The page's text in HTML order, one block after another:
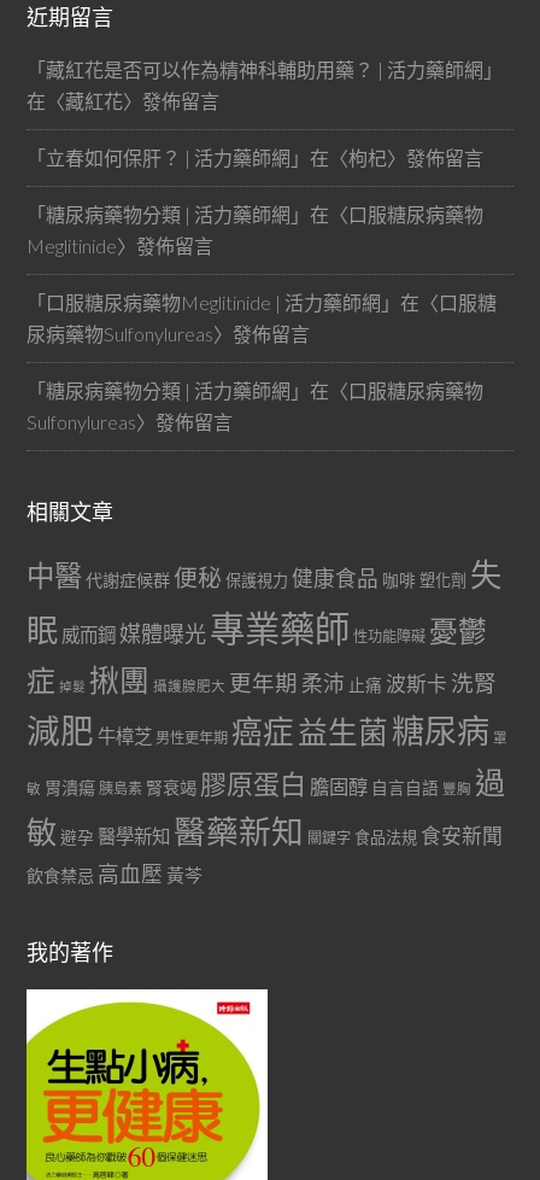
近期留言
「藏紅花是否可以作為精神科輔助用藥？ | 活力藥師網 」
在〈藏紅花〉發佈留言
「立春如何保肝？ | 活力藥師網 」在〈枸杞〉發佈留言
「糖尿病藥物分類 | 活力藥師網 」在〈口服糖尿病藥物
Meglitinide〉發佈留言
「口服糖尿病藥物Meglitinide | 活力藥師網 」在〈口服糖
尿病藥物Sulfonylureas〉發佈留言
「糖尿病藥物分類 | 活力藥師網 」在〈口服糖尿病藥物
Sulfonylureas〉發佈留言
相關文章
中醫代謝症候群 便秘 保護視力 健康食品 咖啡 塑化劑 失
眠 威而鋼 媒體曝光專業藥師 性功能障礙 憂鬱
症 掉髮 揪團 攝護腺肥大 更年期 柔沛 止痛 波斯卡 洗腎
減肥 牛樟芝 男性更年期 癌症益生菌 糖尿病 罩
敏 胃潰瘍 胰島素 腎衰竭 膠原蛋白 膽固醇 自言自語 豐胸 過
敏 避孕 醫學新知 醫藥新知 關鍵字 食品法規 食安新聞
飲食禁忌 高血壓 黃芩
我的著作